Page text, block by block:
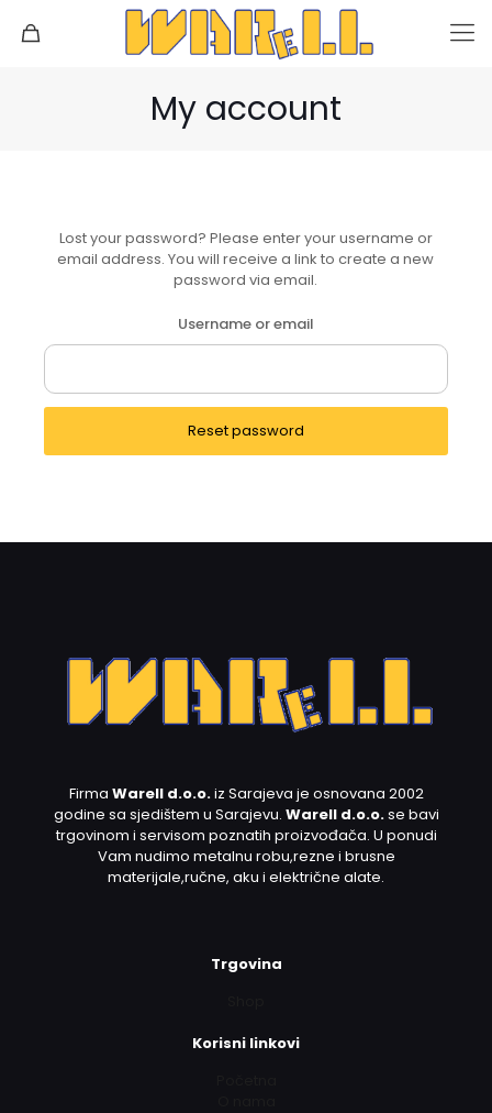
My account
Lost your password? Please enter your username or
email address. You will receive a link to create a new
password via email.
Username or email
Reset password
Firma Warell d.o.o.iz Sarajeva je osnovana 2002
godine sa sjedištem u Sarajevu. Warell d.o.o.se bavi
trgovinom i servisom poznatih proizvođača. U ponudi
Vam nudimo metalnu robu,rezne i brusne
materijale,ručne, aku i električne alate.
Trgovina
Korisni linkovi